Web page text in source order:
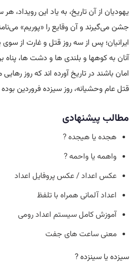
یهودیان از آن تاریخ، به یاد این رویداد،
جشن می‌گیرند و آن وقایع را «پوریم»
ایرانیان؛ پس از سه روز قتل و غارت از
آنان به کوهها و بلندی ها و دشت ها، پناه
امان باشند در تاریخ آورده اند که روز رهایی
قتل عام وحشیانه، روز سیزده فروردین
مطالب پیشنهادی
هجده یا هیجده ?
واهمه یا واحمه ?
عکس اعداد / عکس پروفایل اعداد
اعداد آلمانی همراه با تلفظ
آموزش کامل سیستم اعداد رومی
معنی ساعت های جفت
سیزده یا سینزده ?